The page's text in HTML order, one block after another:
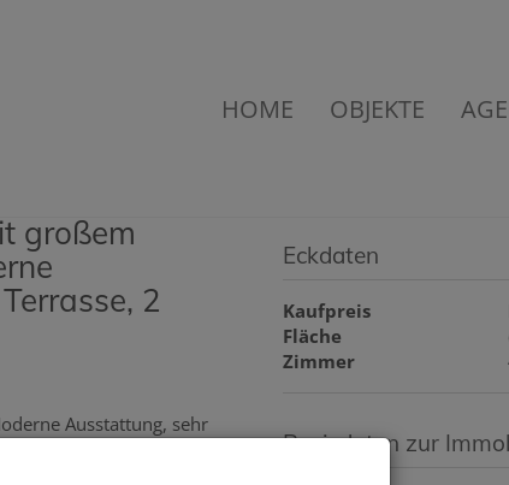
HOME OBJEKTE
großem
2
Eckdaten
Kaufpreis
Fläche
Zimmer
Basisdaten zur